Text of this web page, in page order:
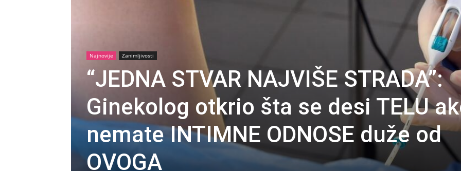
Najnovije Zanimljivosti
“JEDNA STVAR NAJVIŠE STRADA”:
Ginekolog otkrio šta se desi TELU
nemate INTIMNE ODNOSE duže od
OVOGA